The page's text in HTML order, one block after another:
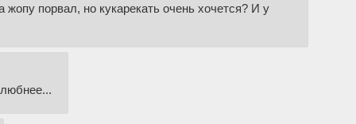
порвал, но кукарекать очень хочется? И у